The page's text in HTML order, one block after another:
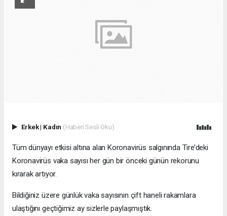
Erkek| Kadın (Haberi Sesli Oku)
Tüm dünyayı etkisi altına alan Koronavirüs salgınında Tire’deki
Koronavirüs vaka sayısı her gün bir önceki günün rekorunu
kırarak artıyor.
Bildiğiniz üzere günlük vaka sayısının çift haneli rakamlara
ulaştığını geçtiğimiz ay sizlerle paylaşmıştık.